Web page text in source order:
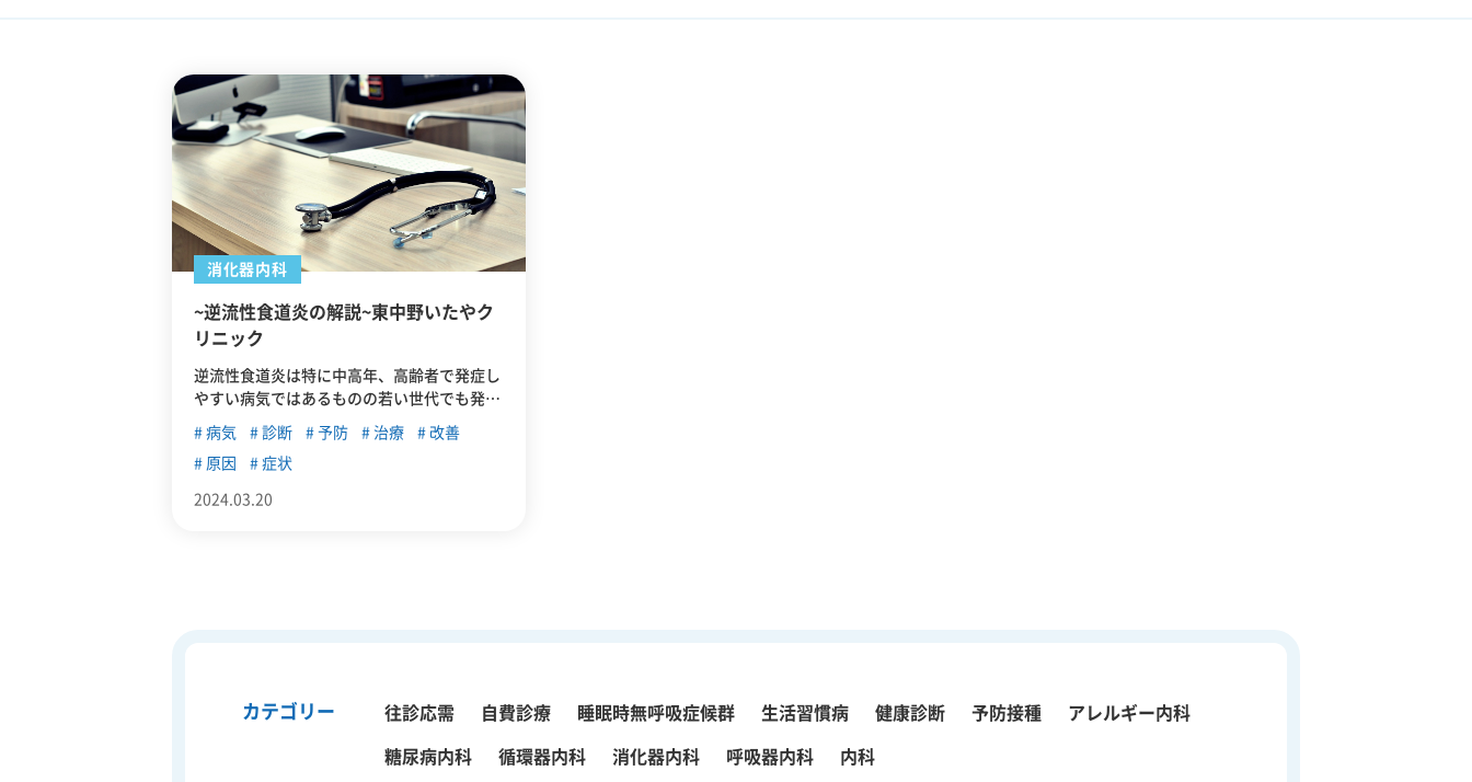
消化器内科
~逆流性食道炎の解説~東中野いたやク
リニック
逆流性食道炎は特に中高年、高齢者で発症し
やすい病気ではあるものの若い世代でも発症
する可能性があり、近年は増加傾向にありま
す。この記事では、逆流性食道炎の症状や原
因、治療法、予防法について詳しく解説して
いきます。
病気 診断 予防 治療
改善
原因
症状
2024.03.20
カテゴリー 往診応需 自費診療 睡眠時無呼吸症候群 生活習慣病 健康診断 予防接種 アレルギー内科
糖尿病内科 循環器内科 消化器内科 呼吸器内科 内科